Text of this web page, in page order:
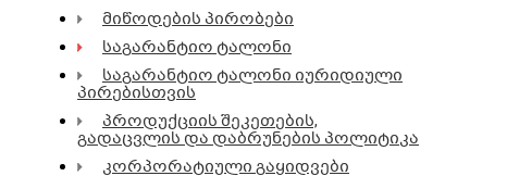
მიწოდების პირობები
საგარანტიო ტალონი
საგარანტიო ტალონი იურიდიული
პირებისთვის
პროდუქციის შეკეთების,
გადაცვლის და დაბრუნების პოლიტიკა
კორპორატიული გაყიდვები